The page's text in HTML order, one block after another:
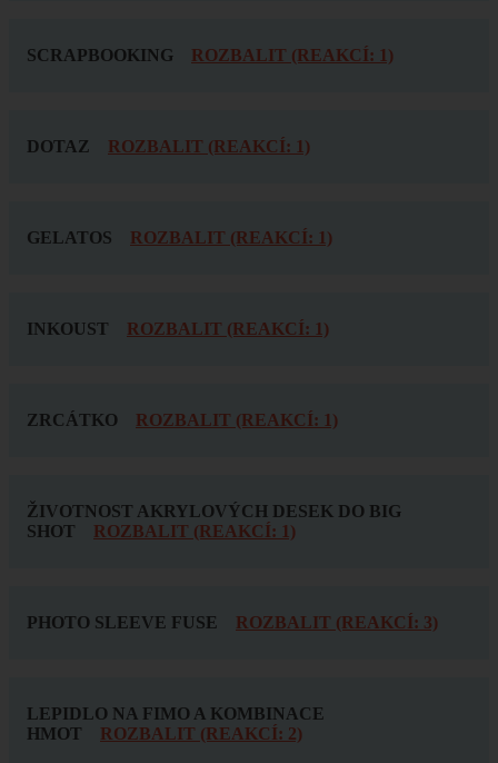
SCRAPBOOKING ROZBALIT (REAKCÍ: 1)
DOTAZ ROZBALIT (REAKCÍ: 1)
GELATOS ROZBALIT (REAKCÍ: 1)
INKOUST ROZBALIT (REAKCÍ: 1)
ZRCÁTKO ROZBALIT (REAKCÍ: 1)
ŽIVOTNOST AKRYLOVÝCH DESEK DO BIG
SHOT
ROZBALIT (REAKCÍ: 1)
PHOTO SLEEVE FUSE ROZBALIT (REAKCÍ: 3)
LEPIDLO NA FIMO A KOMBINACE
HMOT
ROZBALIT (REAKCÍ: 2)